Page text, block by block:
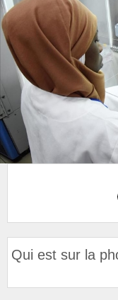
Qui est sur la